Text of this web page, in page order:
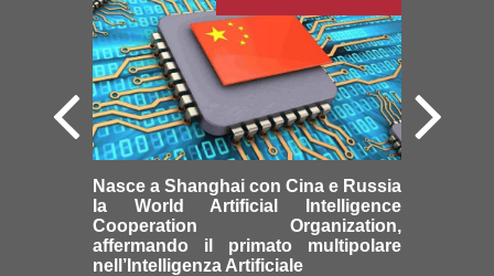
Nasce a Shanghai con Cina e Russia
la World Artificial Intelligence
Cooperation Organization,
affermando il primato multipolare
nell’Intelligenza Artificiale